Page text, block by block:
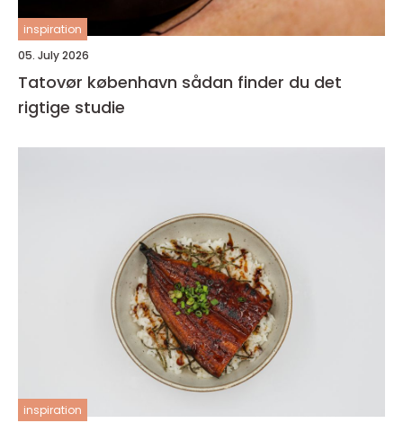
inspiration
05. July 2026
Tatovør københavn sådan finder du det
rigtige studie
inspiration